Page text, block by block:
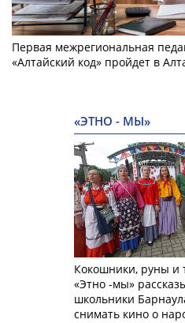
Первая межрегиональная
«Алтайский код» пройдет в
«ЭТНО - МЫ»
Кокошники, руны и
«Этно -мы»
школьники
снимать кино о